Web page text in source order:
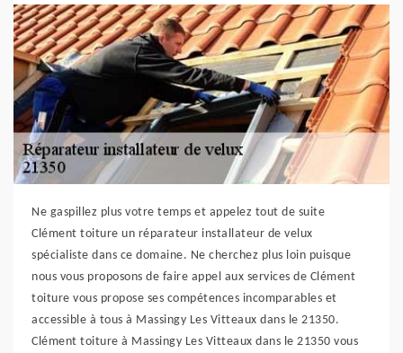
Ne gaspillez plus votre temps et appelez tout de suite
Clément toiture un réparateur installateur de velux
spécialiste dans ce domaine. Ne cherchez plus loin puisque
nous vous proposons de faire appel aux services de Clément
toiture vous propose ses compétences incomparables et
accessible à tous à Massingy Les Vitteaux dans le 21350.
Clément toiture à Massingy Les Vitteaux dans le 21350 vous